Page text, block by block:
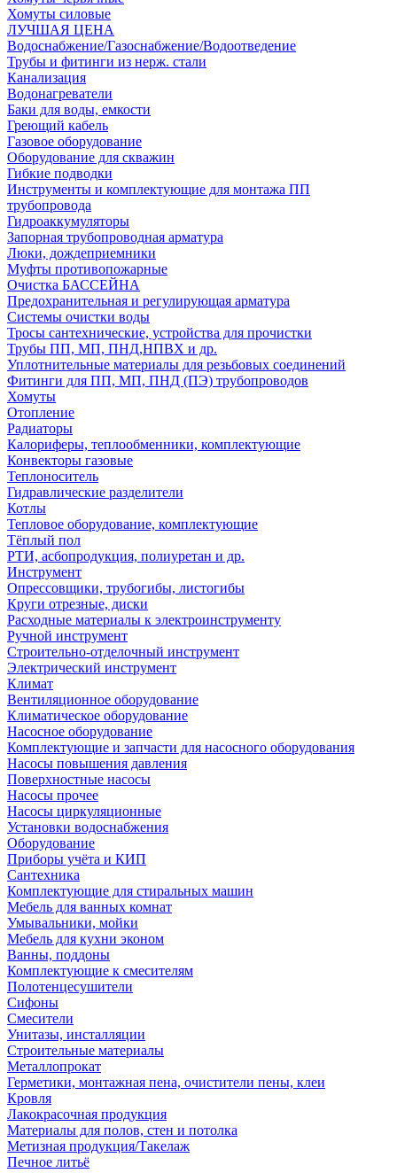
Хомуты силовые
ЛУЧШАЯ ЦЕНА
Водоснабжение/Газоснабжение/Водоотведение
Трубы и фитинги из нерж. стали
Канализация
Водонагреватели
Баки для воды, емкости
Греющий кабель
Газовое оборудование
Оборудование для скважин
Гибкие подводки
Инструменты и комплектующие для монтажа ПП
трубопровода
Гидроаккумуляторы
Запорная трубопроводная арматура
Люки, дождеприемники
Муфты противопожарные
Очистка БАССЕЙНА
Предохранительная и регулирующая арматура
Системы очистки воды
Тросы сантехнические, устройства для прочистки
Трубы ПП, МП, ПНД,НПВХ и др.
Уплотнительные материалы для резьбовых соединений
Фитинги для ПП, МП, ПНД (ПЭ) трубопроводов
Хомуты
Отопление
Радиаторы
Калориферы, теплообменники, комплектующие
Конвекторы газовые
Теплоноситель
Гидравлические разделители
Котлы
Тепловое оборудование, комплектующие
Тёплый пол
РТИ, асбопродукция, полиуретан и др.
Инструмент
Опрессовщики, трубогибы, листогибы
Круги отрезные, диски
Расходные материалы к электроинструменту
Ручной инструмент
Строительно-отделочный инструмент
Электрический инструмент
Климат
Вентиляционное оборудование
Климатическое оборудование
Насосное оборудование
Комплектующие и запчасти для насосного оборудования
Насосы повышения давления
Поверхностные насосы
Насосы прочее
Насосы циркуляционные
Установки водоснабжения
Оборудование
Приборы учёта и КИП
Сантехника
Комплектующие для стиральных машин
Мебель для ванных комнат
Умывальники, мойки
Мебель для кухни эконом
Ванны, поддоны
Комплектующие к смесителям
Полотенцесушители
Сифоны
Смесители
Унитазы, инсталляции
Строительные материалы
Металлопрокат
Герметики, монтажная пена, очистители пены, клеи
Кровля
Лакокрасочная продукция
Материалы для полов, стен и потолка
Метизная продукция/Такелаж
Печное литьё